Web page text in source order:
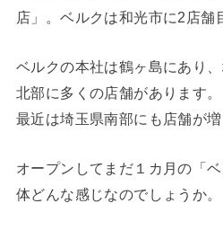
店」。ベルクは和光市に2店舗
ベルクの本社は鶴ヶ島にあり
北部に多くの店舗があります。
最近は埼玉県南部にも店舗が増
オープンしてまだ１カ月の「
体どんな感じなのでしょうか。